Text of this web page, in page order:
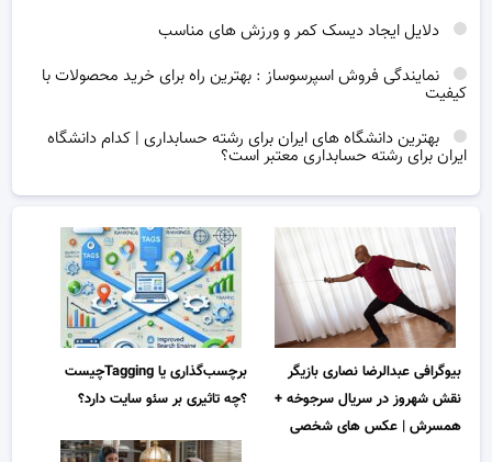
دلایل ایجاد دیسک کمر و ورزش های مناسب
نمایندگی فروش اسپرسوساز : بهترین راه برای خرید محصولات با
کیفیت
بهترین دانشگاه های ایران برای رشته حسابداری | کدام دانشگاه
ایران برای رشته حسابداری معتبر است؟
بیوگرافی عبدالرضا نصاری بازیگر
نقش شهروز در سریال سرجوخه +
همسرش | عکس های شخصی
برچسب‌گذاری یا Taggingچیست
؟چه تاثیری بر سئو سایت دارد؟